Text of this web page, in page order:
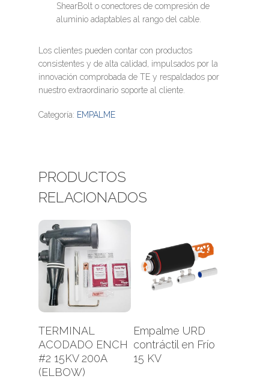
ShearBolt o conectores de compresión de
aluminio adaptables al rango del cable.
Los clientes pueden contar con productos
consistentes y de alta calidad, impulsados por la
innovación comprobada de TE y respaldados por
nuestro extraordinario soporte al cliente.
Categoría: EMPALME
PRODUCTOS
RELACIONADOS
TERMINAL
ACODADO ENCH
#2 15KV 200A
(ELBOW)
Leer Más
Empalme URD
contráctil en Frío
15 KV